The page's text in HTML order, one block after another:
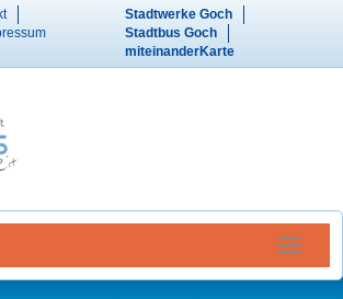
Stadtwerke Goch
Stadtbus Goch
miteinanderKarte
Menü